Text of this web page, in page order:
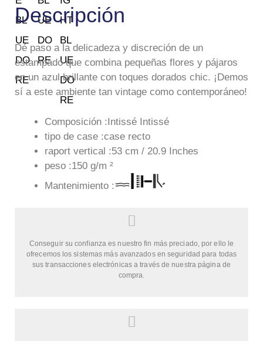
Descripción
Dé paso a la delicadeza y discreción de un
estampado que combina pequeñas flores y pájaros
en un azul brillante con toques dorados chic. ¡Demos
sí a este ambiente tan vintage como contemporáneo!
Composición :Intissé Intissé
tipo de case :case recto
raport vertical :53 cm / 20.9 Inches
peso :150 g/m ²
Mantenimiento :
Conseguir su confianza es nuestro fin más preciado, por ello le
ofrecemos los sistemas más avanzados en seguridad para todas
sus transacciones electrónicas a través de nuestra página de
compra.